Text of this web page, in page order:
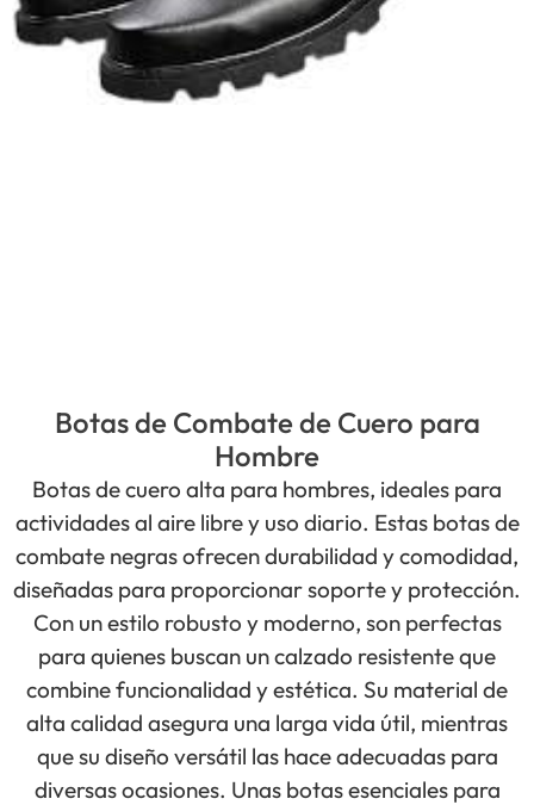
Botas de Combate de Cuero para
Hombre
Botas de cuero alta para hombres, ideales para
actividades al aire libre y uso diario. Estas botas de
combate negras ofrecen durabilidad y comodidad,
diseñadas para proporcionar soporte y protección.
Con un estilo robusto y moderno, son perfectas
para quienes buscan un calzado resistente que
combine funcionalidad y estética. Su material de
alta calidad asegura una larga vida útil, mientras
que su diseño versátil las hace adecuadas para
diversas ocasiones. Unas botas esenciales para